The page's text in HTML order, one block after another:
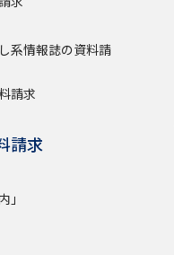
系情報誌の資料請
請求
請求
」